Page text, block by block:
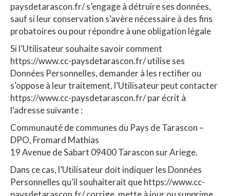
paysdetarascon.fr/ s’engage à détruire ses données,
sauf si leur conservation s’avère nécessaire à des fins
probatoires ou pour répondre à une obligation légale
Si l’Utilisateur souhaite savoir comment
https://www.cc-paysdetarascon.fr/ utilise ses
Données Personnelles, demander à les rectifier ou
s’oppose à leur traitement, l’Utilisateur peut contacter
https://www.cc-paysdetarascon.fr/ par écrit à
l’adresse suivante :
Communauté de communes du Pays de Tarascon –
DPO, Fromard Mathias
19 Avenue de Sabart 09400 Tarascon sur Ariege.
Dans ce cas, l’Utilisateur doit indiquer les Données
Personnelles qu’il souhaiterait que https://www.cc-